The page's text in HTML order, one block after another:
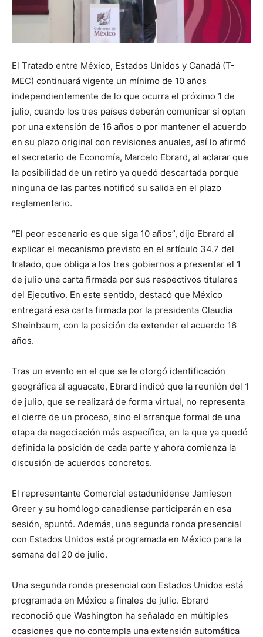
El Tratado entre México, Estados Unidos y Canadá (T-
MEC) continuará vigente un mínimo de 10 años
independientemente de lo que ocurra el próximo 1 de
julio, cuando los tres países deberán comunicar si optan
por una extensión de 16 años o por mantener el acuerdo
en su plazo original con revisiones anuales, así lo afirmó
el secretario de Economía, Marcelo Ebrard, al aclarar que
la posibilidad de un retiro ya quedó descartada porque
ninguna de las partes notificó su salida en el plazo
reglamentario.
“El peor escenario es que siga 10 años”, dijo Ebrard al
explicar el mecanismo previsto en el artículo 34.7 del
tratado, que obliga a los tres gobiernos a presentar el 1
de julio una carta firmada por sus respectivos titulares
del Ejecutivo. En este sentido, destacó que México
entregará esa carta firmada por la presidenta Claudia
Sheinbaum, con la posición de extender el acuerdo 16
años.
Tras un evento en el que se le otorgó identificación
geográfica al aguacate, Ebrard indicó que la reunión del 1
de julio, que se realizará de forma virtual, no representa
el cierre de un proceso, sino el arranque formal de una
etapa de negociación más específica, en la que ya quedó
definida la posición de cada parte y ahora comienza la
discusión de acuerdos concretos.
El representante Comercial estadunidense Jamieson
Greer y su homólogo canadiense participarán en esa
sesión, apuntó. Además, una segunda ronda presencial
con Estados Unidos está programada en México para la
semana del 20 de julio.
Una segunda ronda presencial con Estados Unidos está
programada en México a finales de julio. Ebrard
reconoció que Washington ha señalado en múltiples
ocasiones que no contempla una extensión automática